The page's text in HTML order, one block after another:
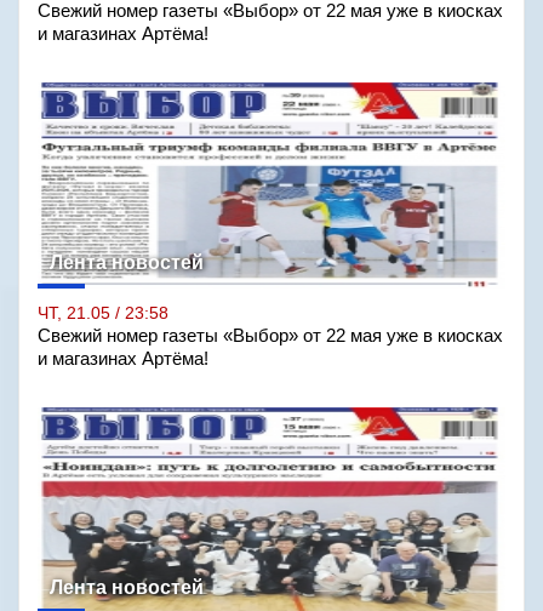
Свежий номер газеты «Выбор» от 22 мая уже в киосках
и магазинах Артёма!
Лента новостей
ЧТ, 21.05 / 23:58
Свежий номер газеты «Выбор» от 22 мая уже в киосках
и магазинах Артёма!
Лента новостей